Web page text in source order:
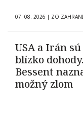
07. 08. 2026 | ZO
USA a Irán sú
blízko dohody.
Bessent
možný zlom